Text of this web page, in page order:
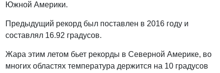
Южной Америки.
Предыдущий рекорд был поставлен в 2016 году и
составлял 16.92 градусов.
Жара этим летом бьет рекорды в Северной Америке, во
многих областях температура держится на 10 градусов